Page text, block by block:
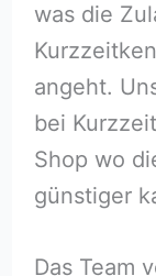
was die
angeht.
bei
Shop wo
günstiger
Das Team